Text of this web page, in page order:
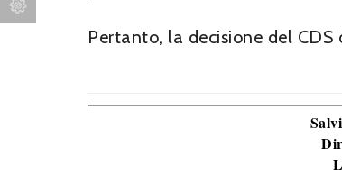
Pertanto, la decisione del